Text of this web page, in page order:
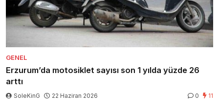
GENEL
Erzurum’da motosiklet sayısı son 1 yılda yüzde 26
arttı
SoleKinG 22 Haziran 2026 0 11